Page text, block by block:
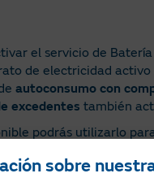
el servicio de
de electricidad activo
autoconsumo con
excedentes también
podrás utilizarlo
facturas
conseguir que el
también el importe de
sobre